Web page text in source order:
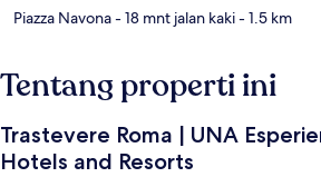
Piazza Navona- 18 mnt jalan kaki- 1.5 km
Tentang properti ini
Trastevere Roma | UNA
Hotels and Resorts